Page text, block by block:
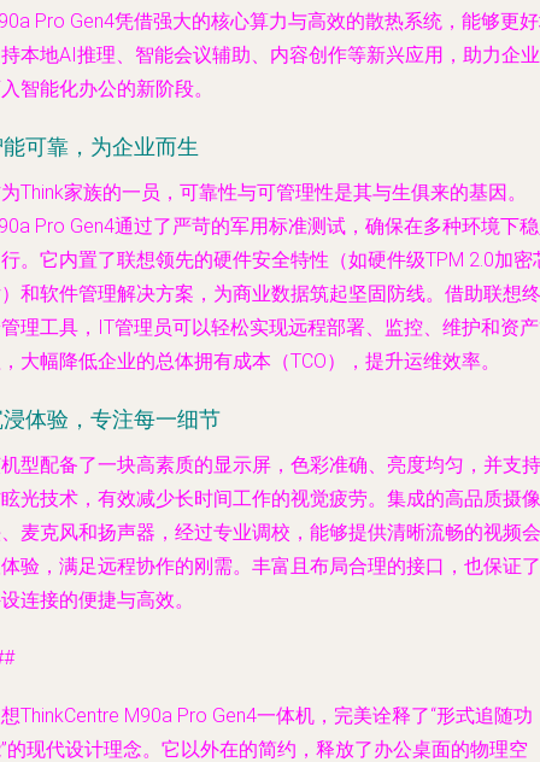
Pro Gen4凭借强大的核心算力与高效的散热系统，能够更
本地AI推理、智能会议辅助、内容创作等新兴应用，助力企业
智能化办公的新阶段。
可靠，为企业而生
Think家族的一员，可靠性与可管理性是其与生俱来的基因。
Pro Gen4通过了严苛的军用标准测试，确保在多种环境下
。它内置了联想领先的硬件安全特性（如硬件级TPM 2.0加密
和软件管理解决方案，为商业数据筑起坚固防线。借助联想终
理工具，IT管理员可以轻松实现远程部署、监控、维护和资
大幅降低企业的总体拥有成本（TCO），提升运维效率。
体验，专注每一细节
型配备了一块高素质的显示屏，色彩准确、亮度均匀，并支持
光技术，有效减少长时间工作的视觉疲劳。集成的高品质摄像
麦克风和扬声器，经过专业调校，能够提供清晰流畅的视频会
验，满足远程协作的刚需。丰富且布局合理的接口，也保证了
连接的便捷与高效。
ThinkCentre M90a Pro Gen4一体机，完美诠释了“形式追随功
的现代设计理念。它以外在的简约，释放了办公桌面的物理空